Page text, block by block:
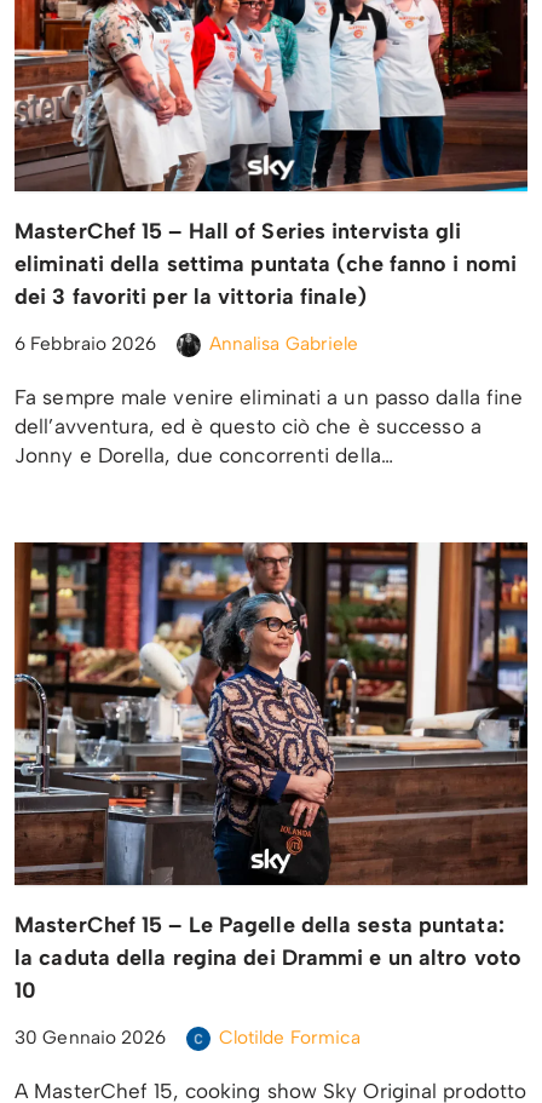
MasterChef 15 – Hall of Series intervista gli
eliminati della settima puntata (che fanno i nomi
dei 3 favoriti per la vittoria finale)
6 Febbraio 2026 Annalisa Gabriele
Fa sempre male venire eliminati a un passo dalla fine
dell’avventura, ed è questo ciò che è successo a
Jonny e Dorella, due concorrenti della…
MasterChef 15 – Le Pagelle della sesta puntata:
la caduta della regina dei Drammi e un altro voto
10
30 Gennaio 2026 Clotilde Formica
A MasterChef 15, cooking show Sky Original prodotto